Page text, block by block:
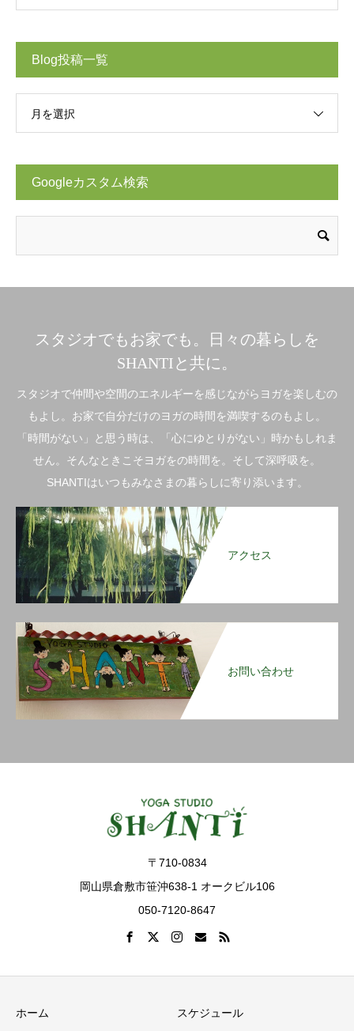
Blog投稿一覧
月を選択
Googleカスタム検索
スタジオでもお家でも。日々の暮らしを
SHANTIと共に。
スタジオで仲間や空間のエネルギーを感じながらヨガを楽しむの
もよし。お家で自分だけのヨガの時間を満喫するのもよし。
「時間がない」と思う時は、「心にゆとりがない」時かもしれま
せん。そんなときこそヨガをの時間を。そして深呼吸を。
SHANTIはいつもみなさまの暮らしに寄り添います。
アクセス
お問い合わせ
〒710-0834
岡山県倉敷市笹沖638-1 オークビル106
050-7120-8647
ホーム スケジュール